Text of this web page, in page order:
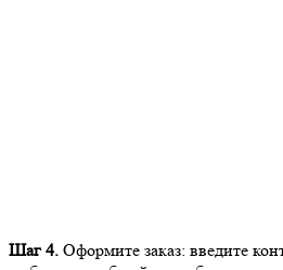
Шаг 4. Оформите заказ: введите